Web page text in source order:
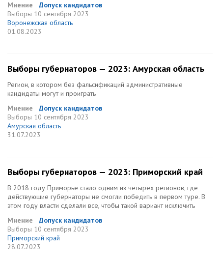
Мнение
Допуск кандидатов
Выборы 10 сентября 2023
Воронежская область
01.08.2023
Выборы губернаторов — 2023: Амурская область
Регион, в котором без фальсификаций административные
кандидаты могут и проиграть
Мнение
Допуск кандидатов
Выборы 10 сентября 2023
Амурская область
31.07.2023
Выборы губернаторов — 2023: Приморский край
В 2018 году Приморье стало одним из четырех регионов, где
действующие губернаторы не смогли победить в первом туре. В
этом году власти сделали все, чтобы такой вариант исключить
Мнение
Допуск кандидатов
Выборы 10 сентября 2023
Приморский край
28.07.2023